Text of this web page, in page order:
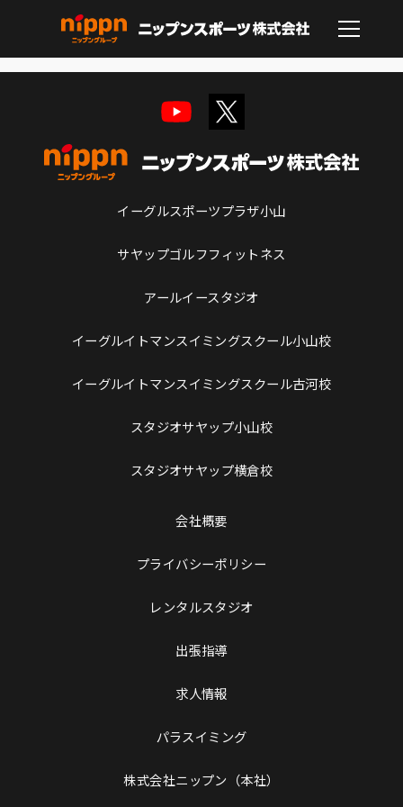
イーグルスポーツプラザ小山
サヤップゴルフフィットネス
アールイースタジオ
イーグルイトマンスイミングスクール小山校
イーグルイトマンスイミングスクール古河校
スタジオサヤップ小山校
スタジオサヤップ横倉校
会社概要
プライバシーポリシー
レンタルスタジオ
出張指導
求人情報
パラスイミング
株式会社ニップン（本社）